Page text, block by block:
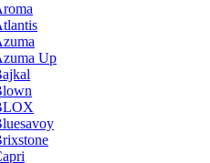
Up